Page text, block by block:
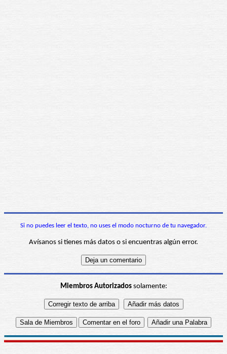
Si no puedes leer el texto, no uses el modo nocturno de tu navegador.
Avísanos si tienes más datos o si encuentras algún error.
Miembros Autorizadossolamente: